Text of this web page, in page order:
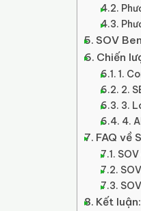
SOV
Chiến
1.
2.
3.
4.
FAQ về
Kết